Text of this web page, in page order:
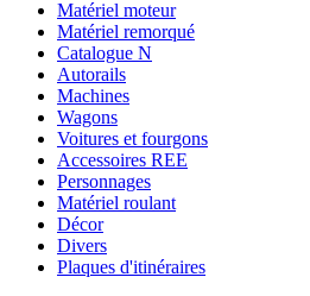
Matériel moteur
Matériel remorqué
Catalogue N
Autorails
Machines
Wagons
Voitures et fourgons
Accessoires REE
Personnages
Matériel roulant
Décor
Divers
Plaques d'itinéraires